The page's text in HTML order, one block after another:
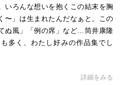
いろんな想いを抱くこの結末を胸
」は生まれたんだなぁと。この
ぬ風」「例の席」など…筒井康隆
多く、わたし好みの作品集でし
詳細をみる